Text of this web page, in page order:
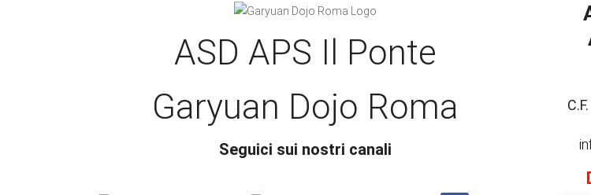
ASD APS Il Ponte
Garyuan Dojo Roma
Seguici sui nostri canali